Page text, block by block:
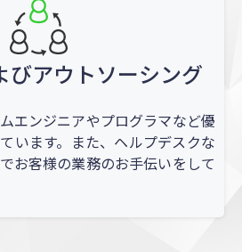
びアウトソーシング
エンジニアやプログラマなど優
います。また、ヘルプデスクな
お客様の業務のお手伝いをして